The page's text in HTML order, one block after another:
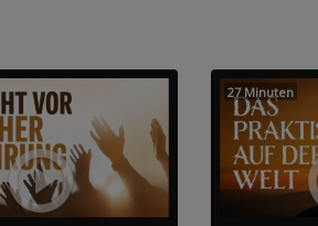
27 Minuten